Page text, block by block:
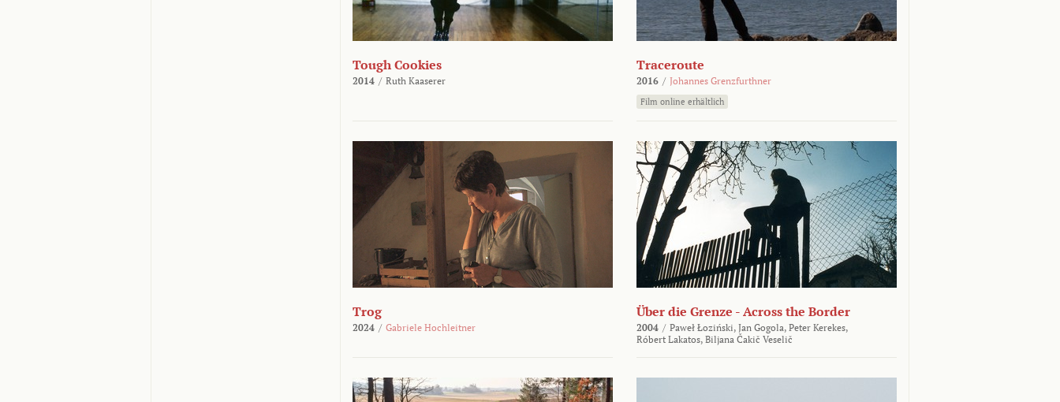
Tough Cookies
2014 / Ruth Kaaserer
Traceroute
2016 / Johannes Grenzfurthner
Film online erhältlich
Trog
2024 / Gabriele Hochleitner
Über die Grenze - Across the Border
2004 / Paweł Łoziński, Jan Gogola, Peter Kerekes,
Róbert Lakatos, Biljana Čakič Veselič